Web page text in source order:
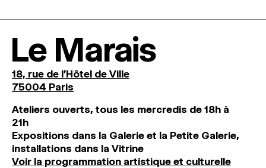
Le Marais
18, rue de l'Hôtel de Ville
75004 Paris
Ateliers ouverts, tous les mercredis de 18h à
21h
Expositions dans la Galerie et la Petite Galerie,
installations dans la Vitrine
Voir la programmation artistique et culturelle